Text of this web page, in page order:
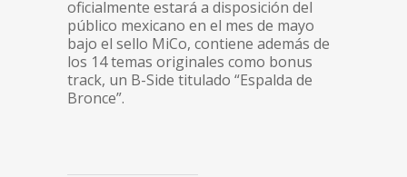
oficialmente estará a disposición del
público mexicano en el mes de mayo
bajo el sello MiCo, contiene además de
los 14 temas originales como bonus
track, un B-Side titulado “Espalda de
Bronce”.